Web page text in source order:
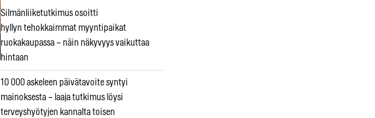
Silmänliiketutkimus osoitti
hyllyn tehokkaimmat myyntipaikat
ruokakaupassa – näin näkyvyys vaikuttaa
hintaan
10 000 askeleen päivätavoite syntyi
mainoksesta – laaja tutkimus löysi
terveyshyötyjen kannalta toisen